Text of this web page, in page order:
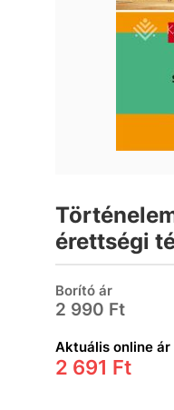
érettségi
szinten
Borító ár
2 990 Ft
Aktuális online ár
2 691 Ft